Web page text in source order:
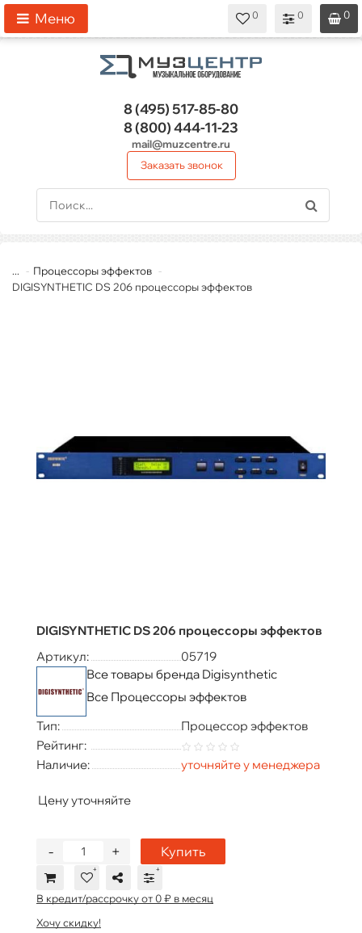
0
0
0
Меню
8 (495)517-85-80
8 (800)444-11-23
mail@muzcentre.ru
Заказать звонок
...
Процессоры эффектов
DIGISYNTHETIC DS 206 процессоры эффектов
DIGISYNTHETIC DS 206 процессоры эффектов
Артикул:
05719
Все товары бренда Digisynthetic
Все Процессоры эффектов
Тип:
Процессор эффектов
Рейтинг:
Наличие:
уточняйте у менеджера
Цену уточняйте
+
- Купить
В кредит/рассрочку от 0 ₽ в месяц
Хочу скидку!